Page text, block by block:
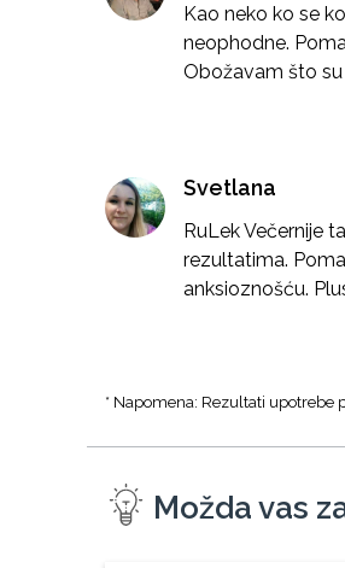
Kao neko ko se
neophodne.
Obožavam što
Svetlana
RuLek Večernije
rezultatima.
anksioznošću.
* Napomena: Rezultati upotrebe
Možda vas